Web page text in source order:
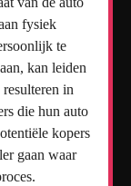
fysiek
te
kan leiden
in
die hun auto
kopers
gaan waar